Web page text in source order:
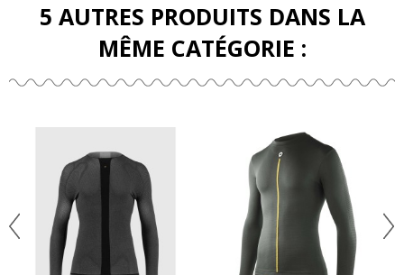
5 AUTRES PRODUITS DANS LA
MÊME CATÉGORIE :